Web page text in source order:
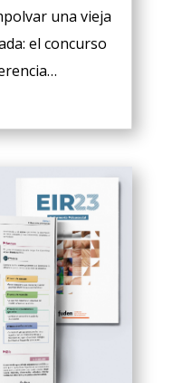
una vieja
el concurso